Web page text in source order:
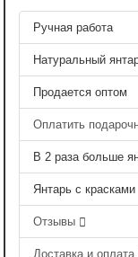
Ручная работа
Натуральный
Продается оптом
Оплатить
В 2 раза больше
Янтарь с красками
Отзывы
Доставка и оплата